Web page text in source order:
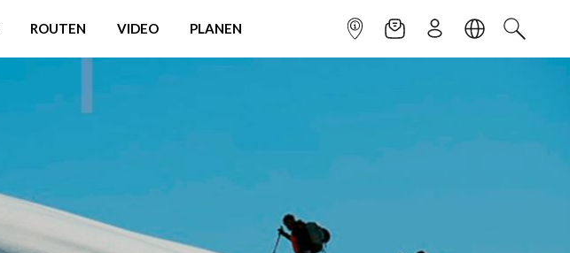
ROUTEN VIDEO PLANEN INFOPUNKTNEWSLETTER
ANMELDENSPRACHESUCHEN